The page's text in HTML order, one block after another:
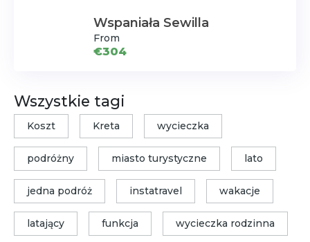
Wspaniała Sewilla
From
€304
Wszystkie tagi
Koszt Kreta wycieczka
podróżny miasto turystyczne lato
jedna podróż instatravel wakacje
latający funkcja wycieczka rodzinna